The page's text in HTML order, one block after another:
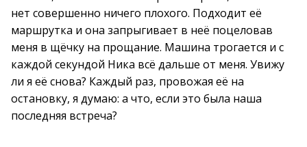
нет совершенно ничего плохого. Подходит её
маршрутка и она запрыгивает в неё поцеловав
меня в щёчку на прощание. Машина трогается и с
каждой секундой Ника всё дальше от меня. Увижу
ли я её снова? Каждый раз, провожая её на
остановку, я думаю: а что, если это была наша
последняя встреча?